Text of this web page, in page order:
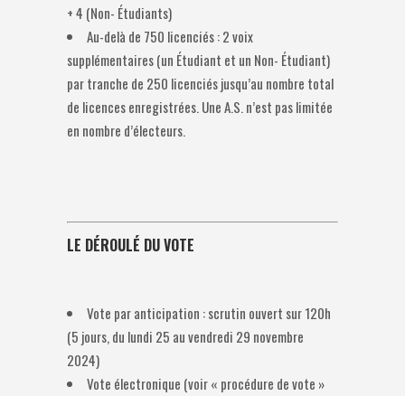
+ 4 (Non- Étudiants)
Au-delà de 750 licenciés : 2 voix
supplémentaires (un Étudiant et un Non- Étudiant)
par tranche de 250 licenciés jusqu’au nombre total
de licences enregistrées. Une A.S. n’est pas limitée
en nombre d’électeurs.
LE DÉROULÉ DU VOTE
Vote par anticipation : scrutin ouvert sur 120h
(5 jours, du lundi 25 au vendredi 29 novembre
2024)
Vote électronique (voir « procédure de vote »